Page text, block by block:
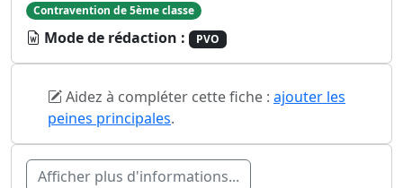
Contravention de 5ème classe
Mode de rédaction : PVO
Aidez à compléter cette fiche : ajouter les
peines principales.
Afficher plus d'informations...